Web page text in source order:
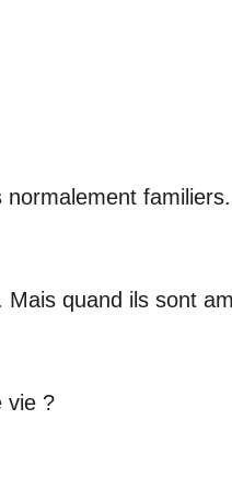
quand ils sont
vie ?